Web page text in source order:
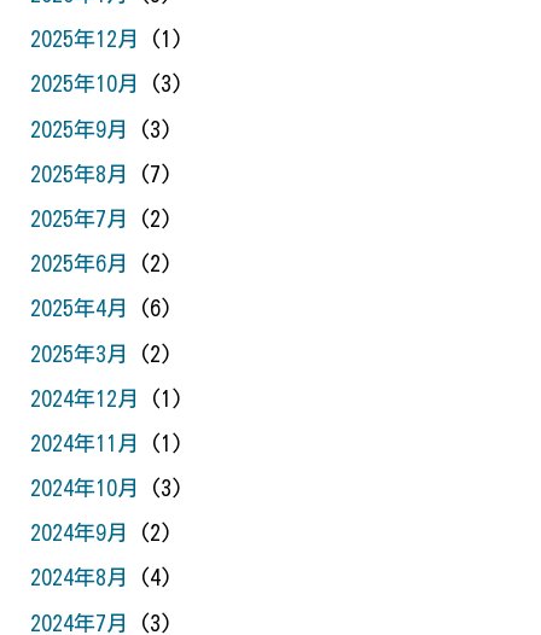
2025年12月 (1)
2025年10月 (3)
2025年9月 (3)
2025年8月 (7)
2025年7月 (2)
2025年6月 (2)
2025年4月 (6)
2025年3月 (2)
2024年12月 (1)
2024年11月 (1)
2024年10月 (3)
2024年9月 (2)
2024年8月 (4)
2024年7月 (3)